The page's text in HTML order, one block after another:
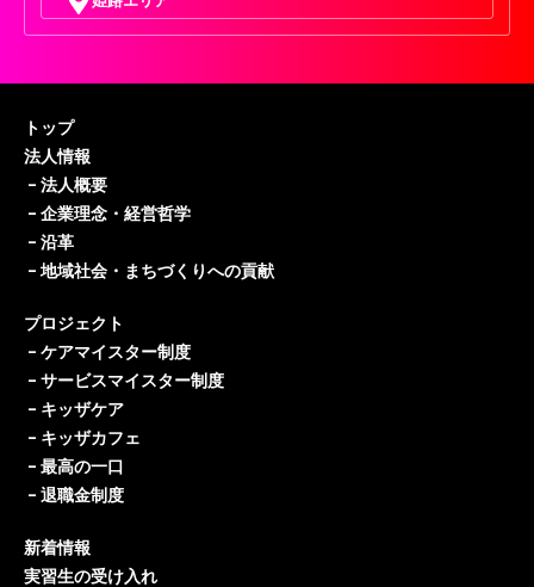
トップ
法人情報
– 法人概要
– 企業理念・経営哲学
– 沿革
– 地域社会・まちづくりへの貢献
プロジェクト
– ケアマイスター制度
– サービスマイスター制度
– キッザケア
– キッザカフェ
– 最高の一口
– 退職金制度
新着情報
実習生の受け入れ